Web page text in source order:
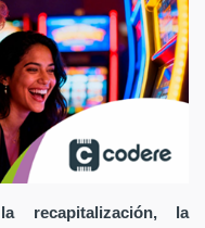
recapitalización, la